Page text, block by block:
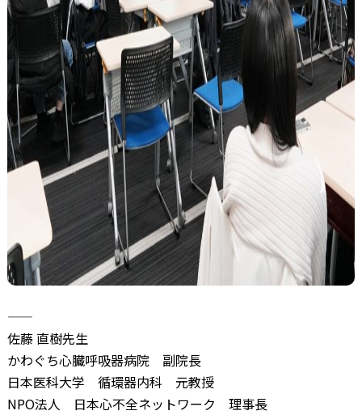
―――――――――――――――――――――――
佐藤 直樹先生
かわぐち心臓呼吸器病院 副院長
日本医科大学 循環器内科 元教授
NPO法人 日本心不全ネットワーク 理事長